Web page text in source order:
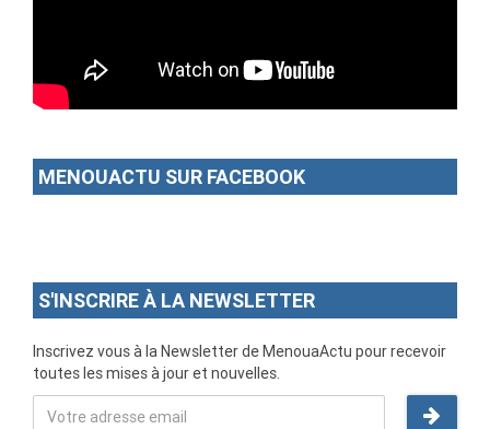
MENOUACTU SUR FACEBOOK
S'INSCRIRE À LA NEWSLETTER
Inscrivez vous à la Newsletter de MenouaActu pour recevoir
toutes les mises à jour et nouvelles.